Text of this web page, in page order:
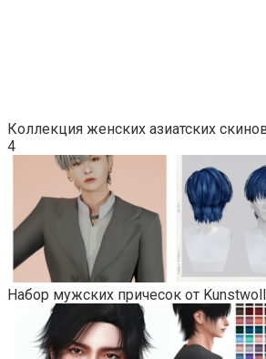
Коллекция женских азиатских
4
Набор мужских причесок от